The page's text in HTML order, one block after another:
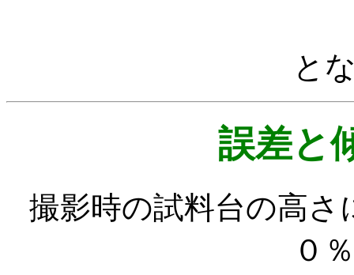
と
誤差と
撮影時の試料台の高
０